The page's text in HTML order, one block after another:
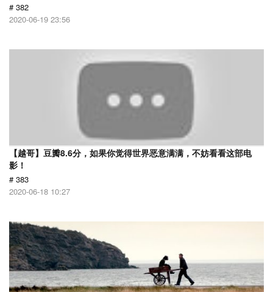
# 382
2020-06-19 23:56
【越哥】豆瓣8.6分，如果你觉得世界恶意满满，不妨看看这部电
影！
# 383
2020-06-18 10:27